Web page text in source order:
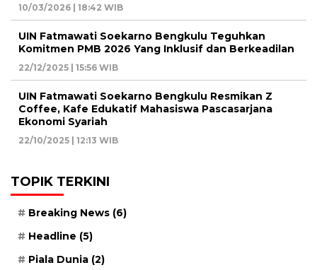
10/03/2026 | 18:42 WIB
UIN Fatmawati Soekarno Bengkulu Teguhkan
Komitmen PMB 2026 Yang Inklusif dan Berkeadilan
22/12/2025 | 15:56 WIB
UIN Fatmawati Soekarno Bengkulu Resmikan Z
Coffee, Kafe Edukatif Mahasiswa Pascasarjana
Ekonomi Syariah
22/10/2025 | 12:13 WIB
TOPIK TERKINI
Breaking News (6)
Headline (5)
Piala Dunia (2)